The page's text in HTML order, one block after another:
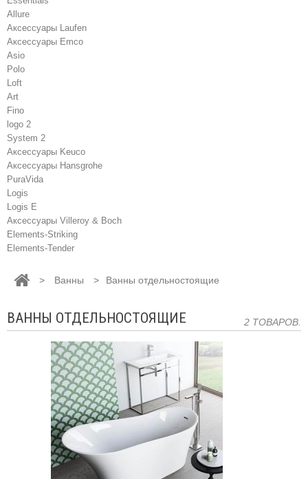
Allure
Аксессуары Laufen
Аксессуары Emco
Asio
Polo
Loft
Art
Fino
logo 2
System 2
Аксессуары Keuco
Аксессуары Hansgrohe
PuraVida
Logis
Logis E
Аксессуары Villeroy & Boch
Elements-Striking
Elements-Tender
> Ванны > Ванны отдельностоящие
ВАННЫ ОТДЕЛЬНОСТОЯЩИЕ 2 ТОВАРОВ.